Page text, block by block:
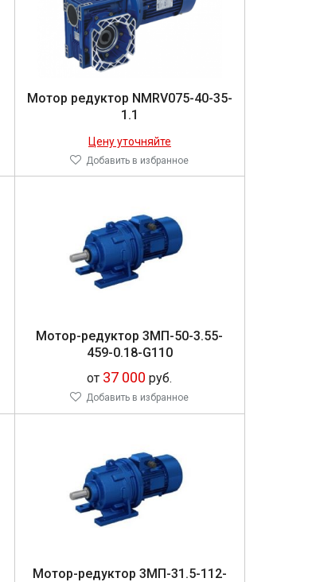
Мо­тор ре­дук­тор NMRV075-40-35-
1.1
Цену уточняйте
Добавить в избранное
Мо­тор-ре­дук­тор 3МП-50-3.55-
459-0.18-G110
от 37 000 руб.
Добавить в избранное
Мо­тор-ре­дук­тор 3МП-31.5-112-